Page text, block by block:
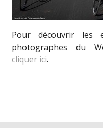
Pour découvrir les
photographes du
cliquer ici.